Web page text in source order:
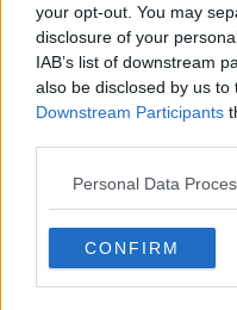
your opt-out. You may
disclosure of your
IAB’s list of downstream
also be disclosed by us to
Downstream Participants
Personal Data
CONFIRM
adidas Bape
Condividi